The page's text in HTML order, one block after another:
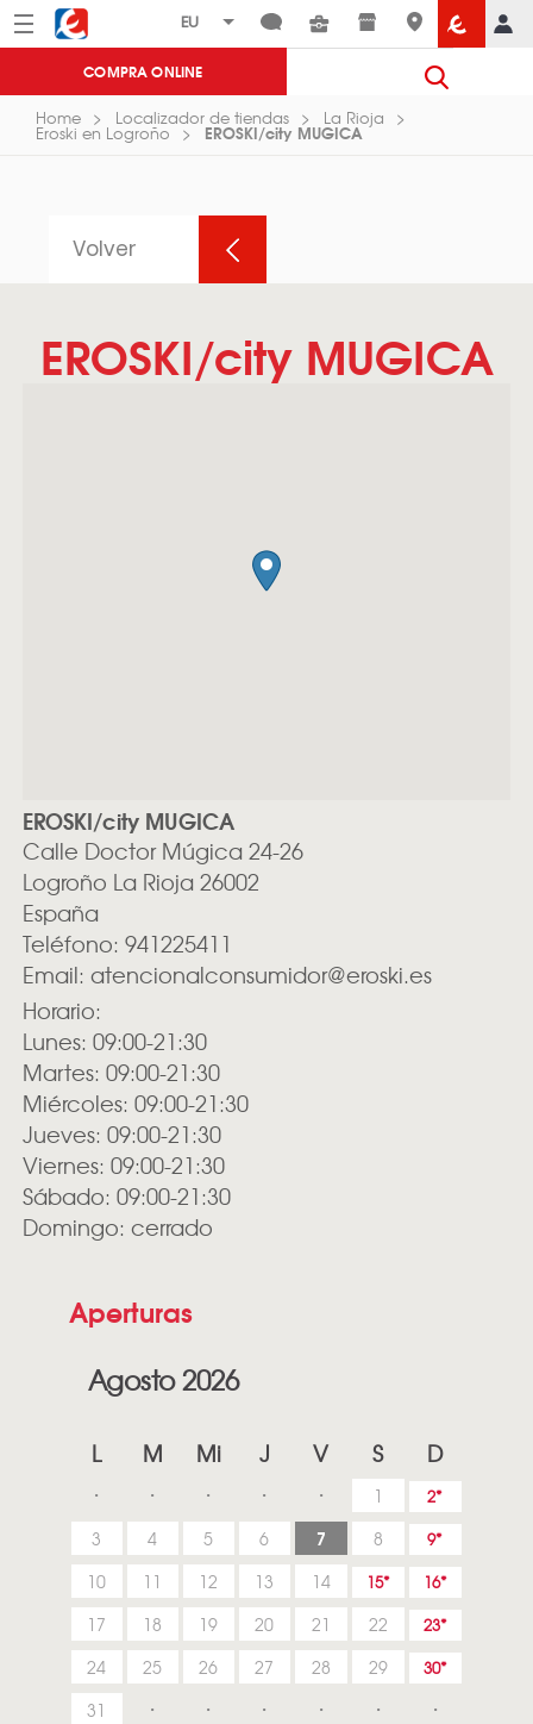
Menú Eroski
COMPRA ONLINE
Home Localizador de tiendas La Rioja
Eroski en Logroño EROSKI/city MUGICA
Volver
EROSKI/city MUGICA
EROSKI/city MUGICA
Calle Doctor Múgica 24-26
Logroño La Rioja 26002
España
Teléfono: 941225411
Email: atencionalconsumidor@eroski.es
Horario:
Lunes: 09:00-21:30
Martes: 09:00-21:30
Miércoles: 09:00-21:30
Jueves: 09:00-21:30
Viernes: 09:00-21:30
Sábado: 09:00-21:30
Domingo: cerrado
Aperturas
Agosto 2026
L M Mi J V S D
1 2
3 4 5 6 7 8 9
10 11 12 13 14 15 16
17 18 19 20 21 22 23
24 25 26 27 28 29 30
31